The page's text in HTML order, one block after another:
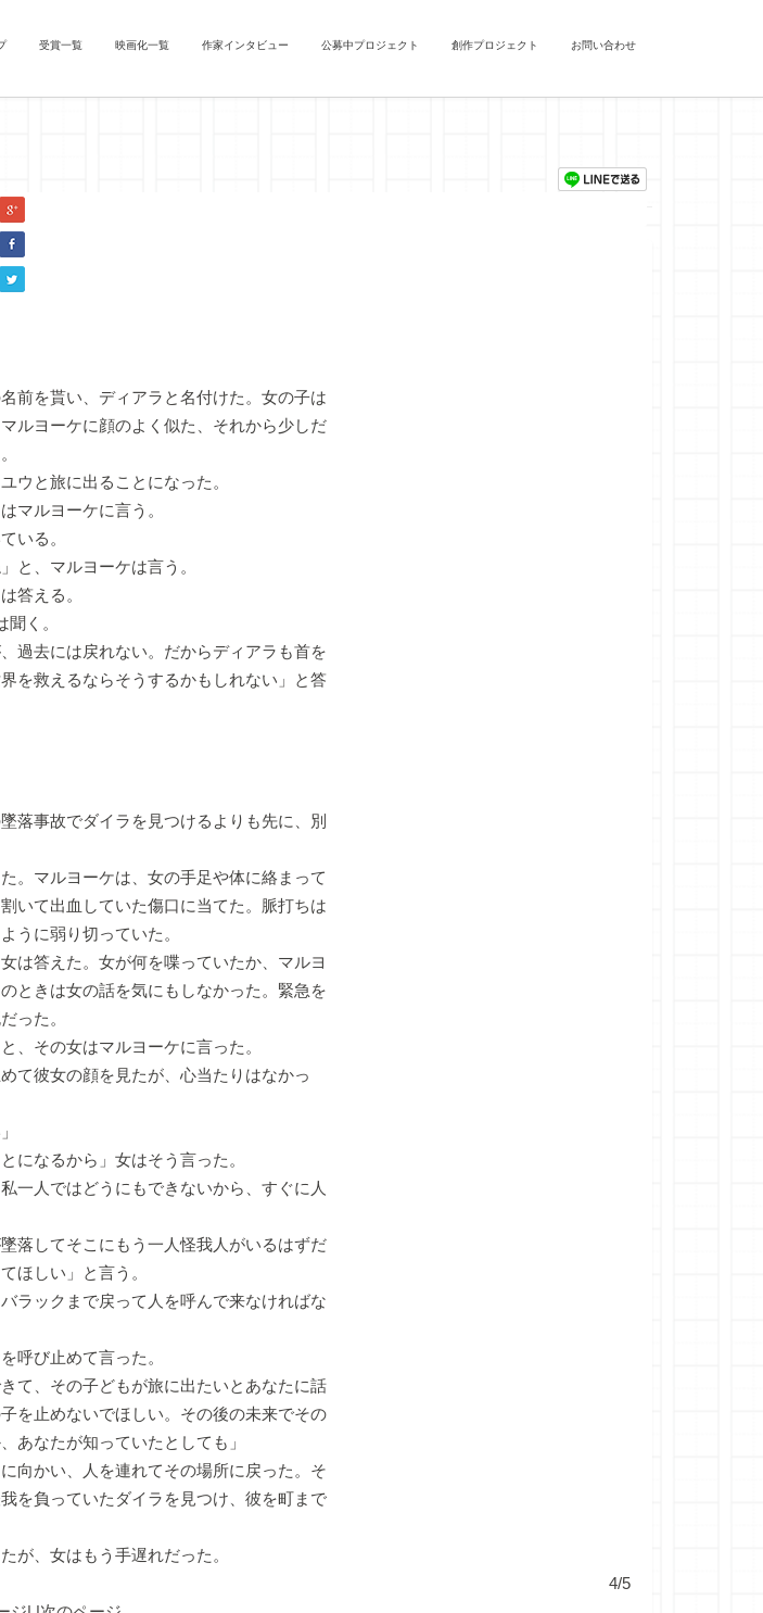
受賞一覧 映画化一覧 作家インタビュー 公募中プロジェクト 創作プロジェクト お問い合わせ
第一夜」）
前を貰い、ディアラと名付けた。女の子は
ルヨーケに顔のよく似た、それから少しだ
ウと旅に出ることになった。
マルヨーケに言う。
いる。
と、マルヨーケは言う。
答える。
く。
過去には戻れない。だからディアラも首を
を救えるならそうするかもしれない」と答
落事故でダイラを見つけるよりも先に、別
。マルヨーケは、女の手足や体に絡まって
いて出血していた傷口に当てた。脈打ちは
うに弱り切っていた。
は答えた。女が何を喋っていたか、マルヨ
ときは女の話を気にもしなかった。緊急を
った。
、その女はマルヨーケに言った。
て彼女の顔を見たが、心当たりはなかっ
になるから」女はそう言った。
一人ではどうにもできないから、すぐに人
落してそこにもう一人怪我人がいるはずだ
ほしい」と言う。
ラックまで戻って人を呼んで来なければな
呼び止めて言った。
て、その子どもが旅に出たいとあなたに話
を止めないでほしい。その後の未来でその
あなたが知っていたとしても」
向かい、人を連れてその場所に戻った。そ
を負っていたダイラを見つけ、彼を町まで
が、女はもう手遅れだった。
4/5